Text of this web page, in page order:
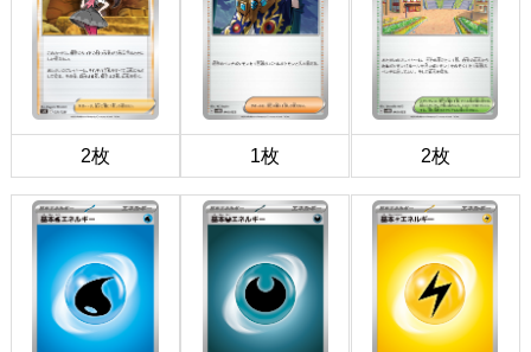
2枚 1枚 2枚